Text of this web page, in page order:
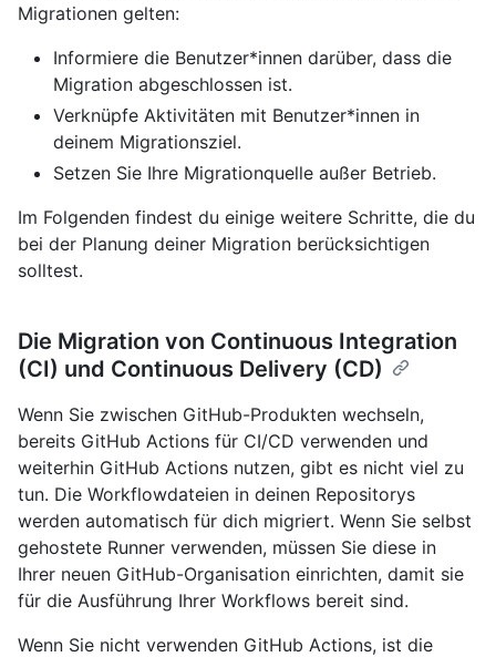
Migrationen gelten:
Informiere die Benutzer*innen darüber, dass die
Migration abgeschlossen ist.
Verknüpfe Aktivitäten mit Benutzer*innen in
deinem Migrationsziel.
Setzen Sie Ihre Migrationquelle außer Betrieb.
Im Folgenden findest du einige weitere Schritte, die du
bei der Planung deiner Migration berücksichtigen
solltest.
Die Migration von Continuous Integration
(CI) und Continuous Delivery (CD)
Wenn Sie zwischen GitHub-Produkten wechseln,
bereits GitHub Actions für CI/CD verwenden und
weiterhin GitHub Actions nutzen, gibt es nicht viel zu
tun. Die Workflowdateien in deinen Repositorys
werden automatisch für dich migriert. Wenn Sie selbst
gehostete Runner verwenden, müssen Sie diese in
Ihrer neuen GitHub-Organisation einrichten, damit sie
für die Ausführung Ihrer Workflows bereit sind.
Wenn Sie nicht verwenden GitHub Actions, ist die